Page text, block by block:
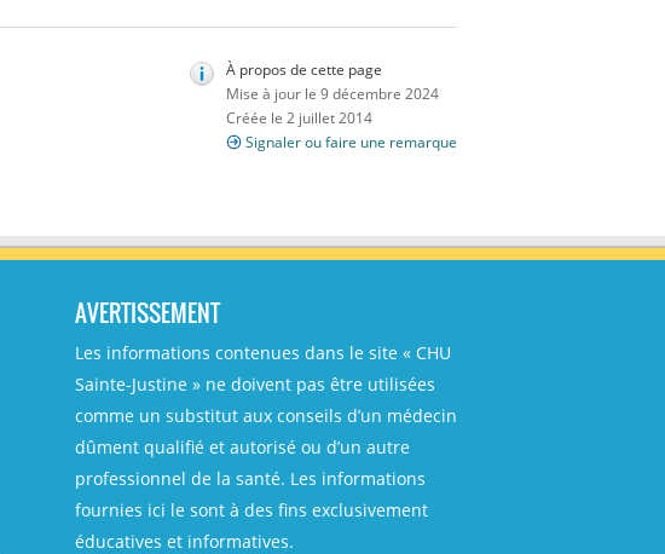
À propos de cette page
Mise à jour le 9 décembre 2024
Créée le 2 juillet 2014
Signaler ou faire une remarque
AVERTISSEMENT
Les informations contenues dans le site « CHU
Sainte-Justine » ne doivent pas être utilisées
comme un substitut aux conseils d’un médecin
dûment qualifié et autorisé ou d’un autre
professionnel de la santé. Les informations
fournies ici le sont à des fins exclusivement
éducatives et informatives.